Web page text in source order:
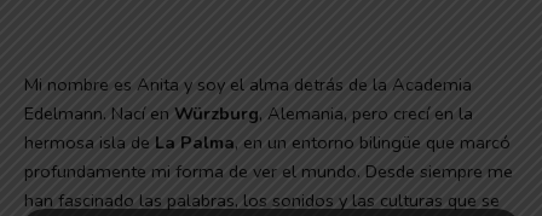
Mi nombre es Anita y soy el alma detrás de la Academia
Edelmann. Nací en Würzburg, Alemania, pero crecí en la
hermosa isla de La Palma, en un entorno bilingüe que marcó
profundamente mi forma de ver el mundo. Desde siempre me
han fascinado las palabras, los sonidos y las culturas que se